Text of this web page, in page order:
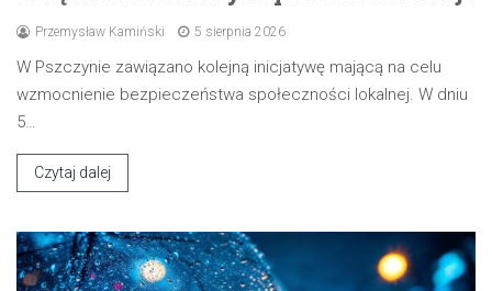
Przemysław Kamiński 5 sierpnia 2026
W Pszczynie zawiązano kolejną inicjatywę mającą na celu
wzmocnienie bezpieczeństwa społeczności lokalnej. W dniu
5…
Czytaj dalej